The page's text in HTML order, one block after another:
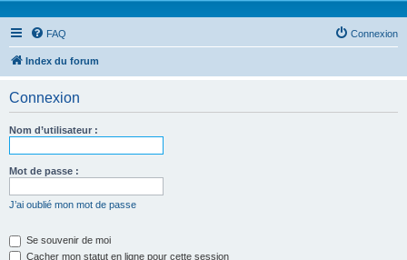
FAQ Connexion
Index du forum
Connexion
Nom d’utilisateur :
Mot de passe :
J’ai oublié mon mot de passe
Se souvenir de moi
Cacher mon statut en ligne pour cette session